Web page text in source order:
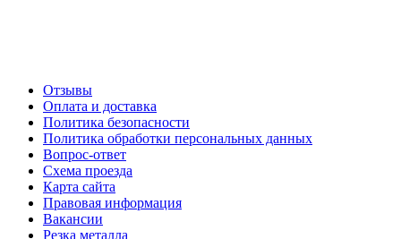
Отзывы
Оплата и доставка
Политика безопасности
Политика обработки персональных данных
Вопрос-ответ
Схема проезда
Карта сайта
Правовая информация
Вакансии
Резка металла